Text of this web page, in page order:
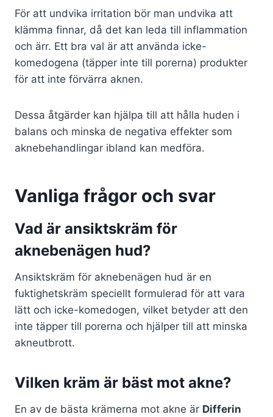
För att undvika irritation bör man undvika att
klämma finnar, då det kan leda till inflammation
och ärr. Ett bra val är att använda icke-
komedogena (täpper inte till porerna) produkter
för att inte förvärra aknen.
Dessa åtgärder kan hjälpa till att hålla huden i
balans och minska de negativa effekter som
aknebehandlingar ibland kan medföra.
Vanliga frågor och svar
Vad är ansiktskräm för
aknebenägen hud?
Ansiktskräm för aknebenägen hud är en
fuktighetskräm speciellt formulerad för att vara
lätt och icke-komedogen, vilket betyder att den
inte täpper till porerna och hjälper till att minska
akneutbrott.
Vilken kräm är bäst mot akne?
En av de bästa krämerna mot akne är Differin